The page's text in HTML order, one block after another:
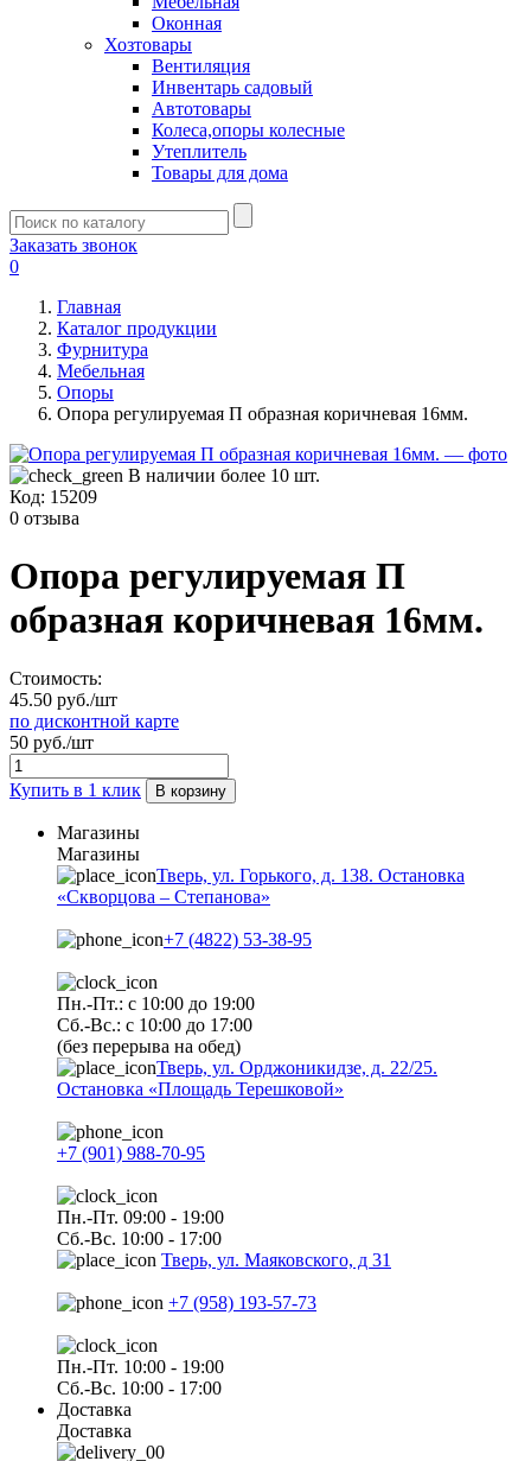
Оконная
Хозтовары
Вентиляция
Инвентарь садовый
Автотовары
Колеса,опоры колесные
Утеплитель
Товары для дома
Заказать звонок
0
Главная
Каталог продукции
Фурнитура
Мебельная
Опоры
Опора регулируемая П образная коричневая 16мм.
В наличии более 10 шт.
Код: 15209
0 отзыва
Опора регулируемая П
образная коричневая 16мм.
Стоимость:
45.50 руб./шт
по дисконтной карте
50 руб./шт
Купить в 1 клик В корзину
Магазины
Магазины
Тверь, ул. Горького, д. 138. Остановка
«Скворцова – Степанова»
+7 (4822) 53-38-95
Пн.-Пт.: с 10:00 до 19:00
Сб.-Вс.: с 10:00 до 17:00
(без перерыва на обед)
Тверь, ул. Орджоникидзе, д. 22/25.
Остановка «Площадь Терешковой»
+7 (901) 988-70-95
Пн.-Пт. 09:00 - 19:00
Сб.-Вс. 10:00 - 17:00
Тверь, ул. Маяковского, д 31
+7 (958) 193-57-73
Пн.-Пт. 10:00 - 19:00
Сб.-Вс. 10:00 - 17:00
Доставка
Доставка